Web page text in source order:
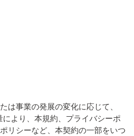
は事業の発展の変化に応じて、
より、本規約、プライバシーポ
リシーなど、本契約の一部をいつ